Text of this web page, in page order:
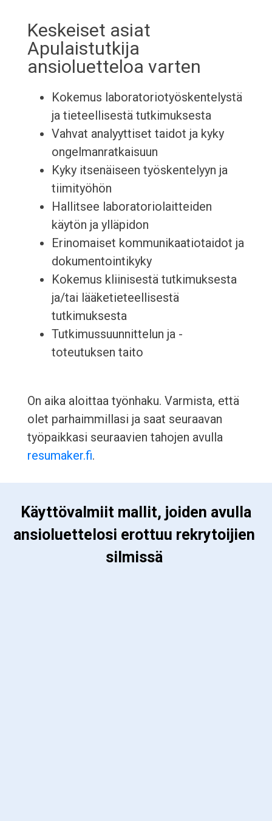
Keskeiset asiat
Apulaistutkija
ansioluetteloa varten
Kokemus laboratoriotyöskentelystä
ja tieteellisestä tutkimuksesta
Vahvat analyyttiset taidot ja kyky
ongelmanratkaisuun
Kyky itsenäiseen työskentelyyn ja
tiimityöhön
Hallitsee laboratoriolaitteiden
käytön ja ylläpidon
Erinomaiset kommunikaatiotaidot ja
dokumentointikyky
Kokemus kliinisestä tutkimuksesta
ja/tai lääketieteellisestä
tutkimuksesta
Tutkimussuunnittelun ja -
toteutuksen taito
On aika aloittaa työnhaku. Varmista, että
olet parhaimmillasi ja saat seuraavan
työpaikkasi seuraavien tahojen avulla
resumaker.fi.
ansioluettelosi erottuu rekrytoijien
silmissä